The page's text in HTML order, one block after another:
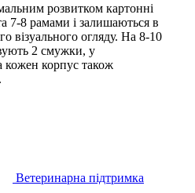
розвитком картонні
7-8 рамами і залишаються в
візуального огляду. На 8-10
2 смужки, у
кожен корпус також
Ветеринарна підтримка